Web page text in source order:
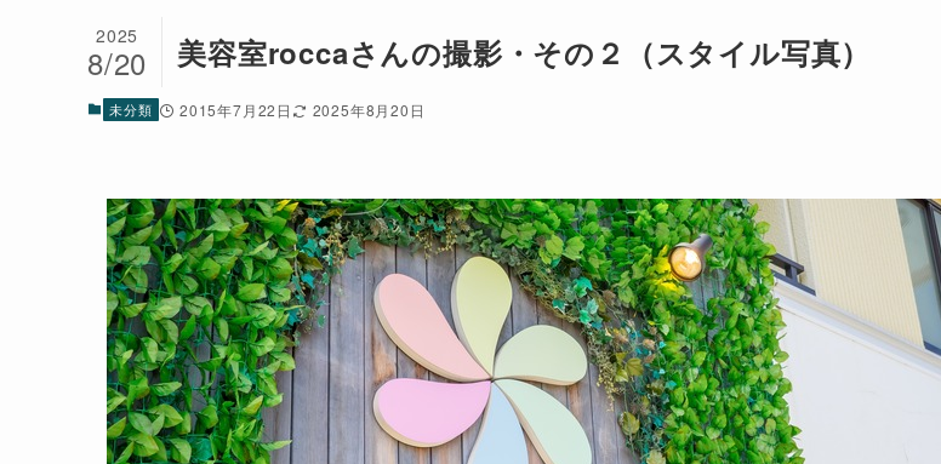
美容室roccaさんの撮影・その２（スタイル写真）
2025
8/20
未分類 2015年7月22日 2025年8月20日